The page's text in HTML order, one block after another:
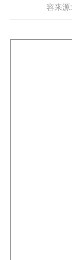
容来源: